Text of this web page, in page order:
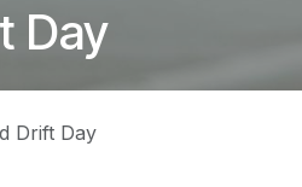
Day
Drift Day